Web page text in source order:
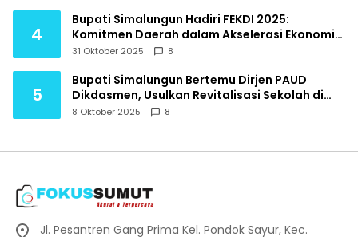
4
Bupati Simalungun Hadiri FEKDI 2025:
Komitmen Daerah dalam Akselerasi Ekonomi
Digital Nasional
31 Oktober 2025 8
5
Bupati Simalungun Bertemu Dirjen PAUD
Dikdasmen, Usulkan Revitalisasi Sekolah di
Daerah Terpencil
8 Oktober 2025 8
Jl. Pesantren Gang Prima Kel. Pondok Sayur, Kec.